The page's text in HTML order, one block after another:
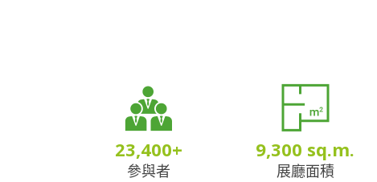
23,400+
參與者
9,300 sq.m.
展廳面積